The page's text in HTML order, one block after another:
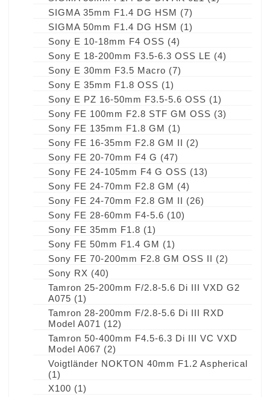
SIGMA 35mm F1.4 DG HSM (7)
SIGMA 50mm F1.4 DG HSM (1)
Sony E 10-18mm F4 OSS (4)
Sony E 18-200mm F3.5-6.3 OSS LE (4)
Sony E 30mm F3.5 Macro (7)
Sony E 35mm F1.8 OSS (1)
Sony E PZ 16-50mm F3.5-5.6 OSS (1)
Sony FE 100mm F2.8 STF GM OSS (3)
Sony FE 135mm F1.8 GM (1)
Sony FE 16-35mm F2.8 GM II (2)
Sony FE 20-70mm F4 G (47)
Sony FE 24-105mm F4 G OSS (13)
Sony FE 24-70mm F2.8 GM (4)
Sony FE 24-70mm F2.8 GM II (26)
Sony FE 28-60mm F4-5.6 (10)
Sony FE 35mm F1.8 (1)
Sony FE 50mm F1.4 GM (1)
Sony FE 70-200mm F2.8 GM OSS II (2)
Sony RX (40)
Tamron 25-200mm F/2.8-5.6 Di III VXD G2
A075 (1)
Tamron 28-200mm F/2.8-5.6 Di III RXD
Model A071 (12)
Tamron 50-400mm F4.5-6.3 Di III VC VXD
Model A067 (2)
Voigtländer NOKTON 40mm F1.2 Aspherical
(1)
X100 (1)